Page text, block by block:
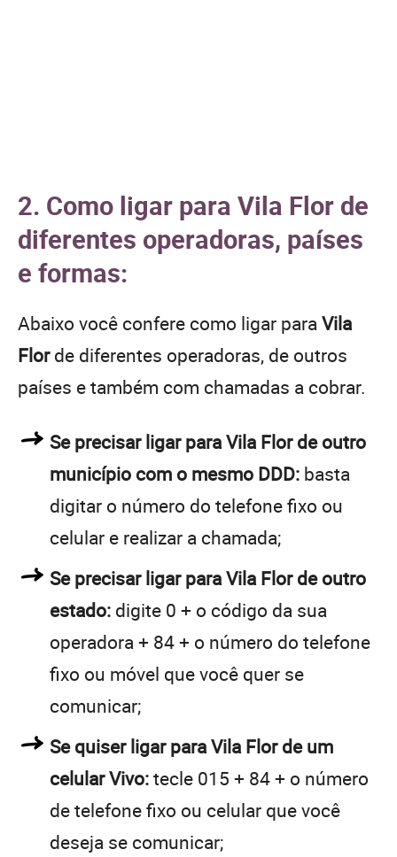
2. Como ligar para Vila Flor de
diferentes operadoras, países
e formas:
Abaixo você confere como ligar para Vila
Florde diferentes operadoras, de outros
países e também com chamadas a cobrar.
Se precisar ligar para Vila Flor de outro
município com o mesmo DDD: basta
digitar o número do telefone fixo ou
celular e realizar a chamada;
Se precisar ligar para Vila Flor de outro
estado: digite 0 + o código da sua
operadora + 84 + o número do telefone
fixo ou móvel que você quer se
comunicar;
Se quiser ligar para Vila Flor de um
celular Vivo:tecle 015 + 84 + o número
de telefone fixo ou celular que você
deseja se comunicar;